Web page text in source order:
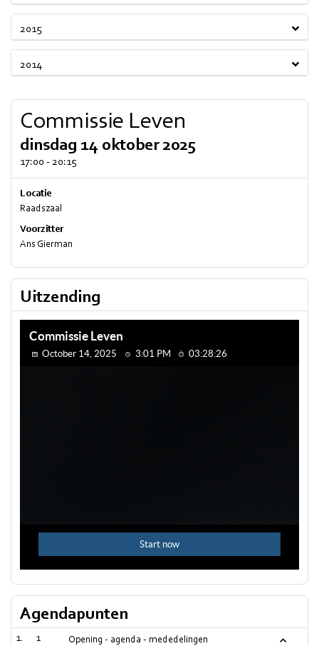
2015
2014
Commissie Leven
dinsdag 14 oktober 2025
17:00 - 20:15
Locatie
Raadszaal
Voorzitter
Ans Gierman
Uitzending
Agendapunten
1 Opening - agenda - mededelingen